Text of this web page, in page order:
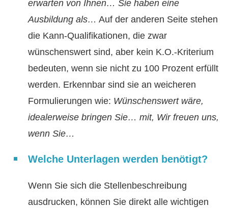
erwarten von Ihnen… Sie haben eine
Ausbildung als… Auf der anderen Seite stehen
die Kann-Qualifikationen, die zwar
wünschenswert sind, aber kein K.O.-Kriterium
bedeuten, wenn sie nicht zu 100 Prozent erfüllt
werden. Erkennbar sind sie an weicheren
Formulierungen wie: Wünschenswert wäre,
idealerweise bringen Sie… mit, Wir freuen uns,
wenn Sie…
Welche Unterlagen werden benötigt?
Wenn Sie sich die Stellenbeschreibung
ausdrucken, können Sie direkt alle wichtigen